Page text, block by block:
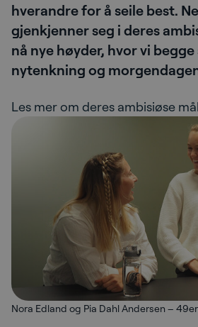
hverandre for å seile best.
gjenkjenner seg i deres
nå nye høyder, hvor vi begge
nytenkning og
Les mer om deres ambisiøse mål
Nora Edland og Pia Dahl Andersen –